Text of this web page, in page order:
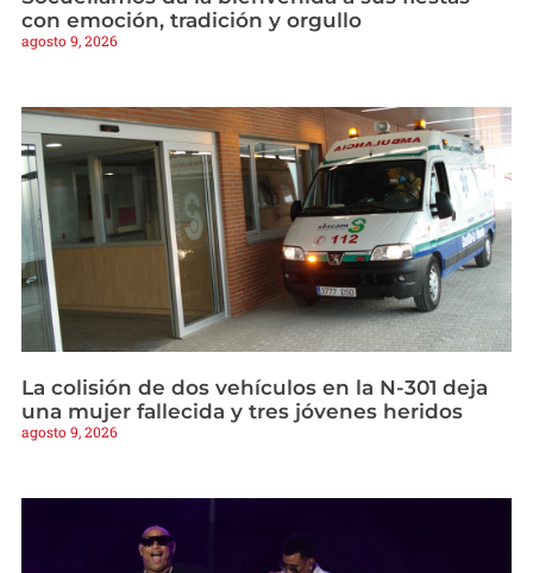
con emoción, tradición y orgullo
agosto 9, 2026
La colisión de dos vehículos en la N-301 deja
una mujer fallecida y tres jóvenes heridos
agosto 9, 2026